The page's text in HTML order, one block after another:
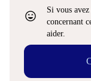
sentiment_very_satisfied
Si vous
concernant
aider.